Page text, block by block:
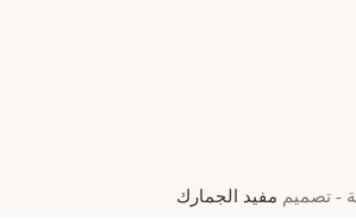
مفيد الجمارك